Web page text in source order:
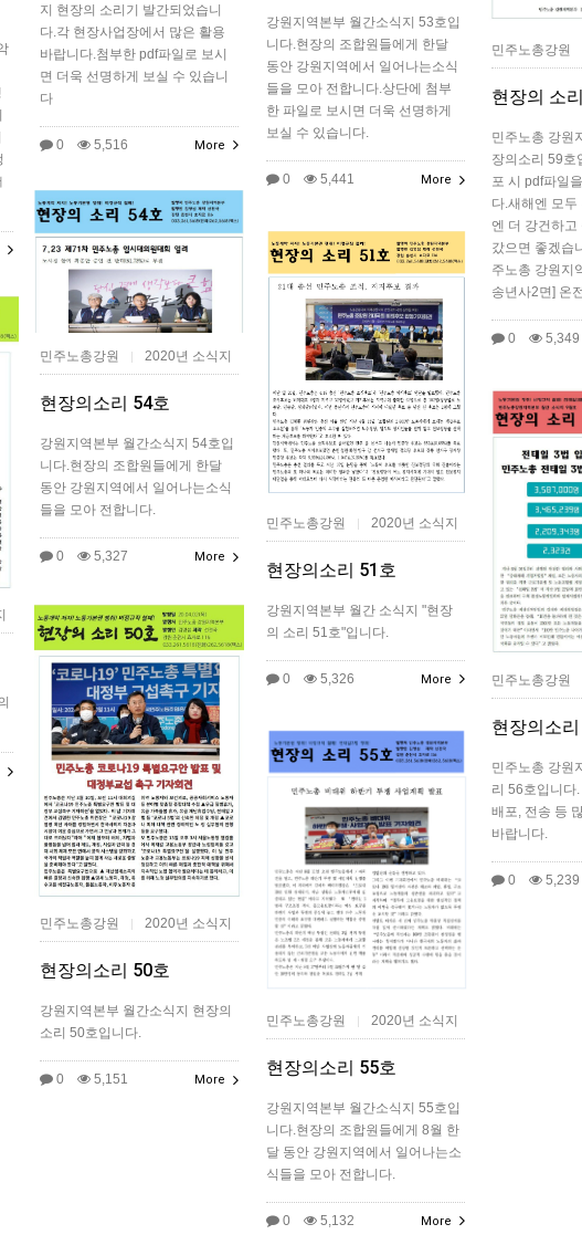
지 현장의 소리기 발간되었습니
다.각 현장사업장에서 많은 활용
바랍니다.첨부한 pdf파일로 보시
면 더욱 선명하게 보실 수 있습니
다
0 5,516 More
강원지역본부 월간소식지 53호입
니다.현장의 조합원들에게 한달
동안 강원지역에서 일어나는소식
들을 모아 전합니다.상단에 첨부
한 파일로 보시면 더욱 선명하게
보실 수 있습니다.
0 5,441 More
민주노총강원
현장의 소
민주노총 강원
장의소리 59호
포 시 pdf파일
다.새해엔 모두
엔 더 강건하고
갔으면 좋겠습
주노총 강원지
송년사2면] 온
0 5,349
민주노총강원 | 2020년 소식지
현장의소리 54호
강원지역본부 월간소식지 54호입
니다.현장의 조합원들에게 한달
동안 강원지역에서 일어나는소식
들을 모아 전합니다.
0 5,327 More
민주노총강원 | 2020년 소식지
현장의소리 51호
강원지역본부 월간 소식지 "현장
의 소리 51호"입니다.
0 5,326 More 민주노총강원
현장의소
민주노총 강원
리 56호입니다
배포, 전송 등
바랍니다.
0 5,239
민주노총강원 2020년 소식지
현장의소리 50호
강원지역본부 월간소식지 현장의
소리 50호입니다.
0 5,151 More
민주노총강원 | 2020년 소식지
현장의소리 55호
강원지역본부 월간소식지 55호입
니다.현장의 조합원들에게 8월 한
달 동안 강원지역에서 일어나는소
식들을 모아 전합니다.
0 5,132 More